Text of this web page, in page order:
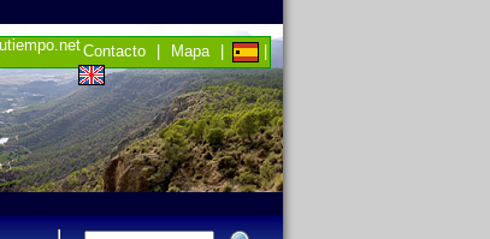
Contacto Mapa